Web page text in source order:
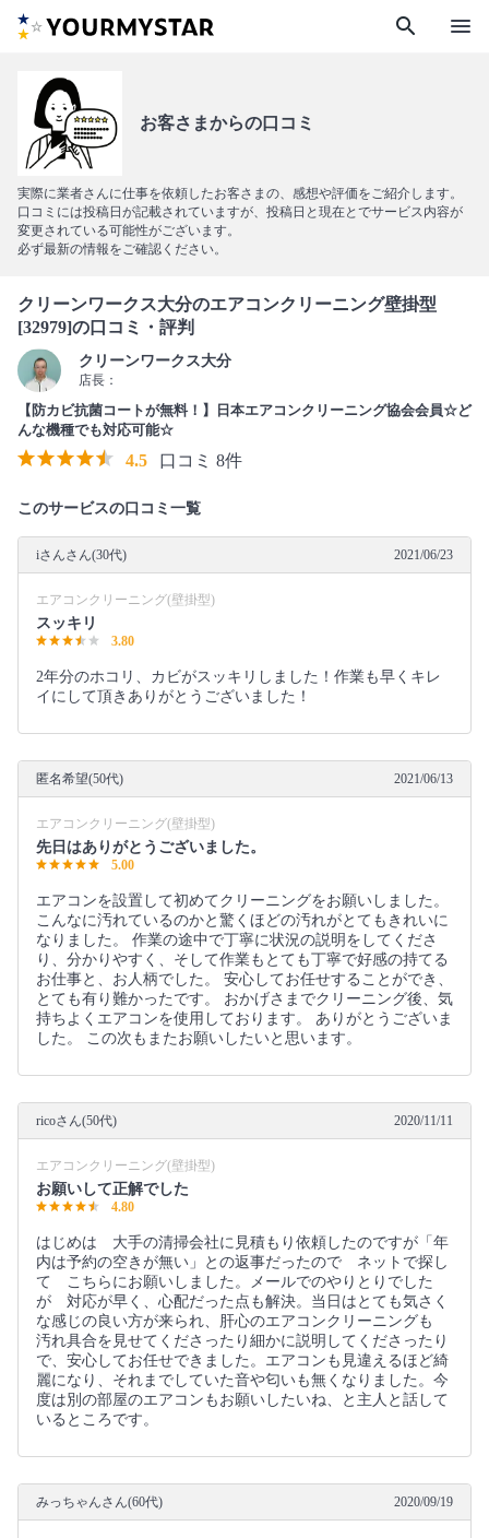
search menu
お客さまからの口コミ
実際に業者さんに仕事を依頼したお客さまの、感想や評価をご紹介します。
口コミには投稿日が記載されていますが、投稿日と現在とでサービス内容が
変更されている可能性がございます。
必ず最新の情報をご確認ください。
クリーンワークス大分のエアコンクリーニング壁掛型
[32979]の口コミ・評判
クリーンワークス大分
店長：
【防カビ抗菌コートが無料！】日本エアコンクリーニング協会会員☆ど
んな機種でも対応可能☆
4.5 口コミ 8件
このサービスの口コミ一覧
iさんさん(30代) 2021/06/23
エアコンクリーニング(壁掛型)
スッキリ
3.80
2年分のホコリ、カビがスッキリしました！作業も早くキレ
イにして頂きありがとうございました！
匿名希望(50代) 2021/06/13
エアコンクリーニング(壁掛型)
先日はありがとうございました。
5.00
エアコンを設置して初めてクリーニングをお願いしました。
こんなに汚れているのかと驚くほどの汚れがとてもきれいに
なりました。 作業の途中で丁寧に状況の説明をしてくださ
り、分かりやすく、そして作業もとても丁寧で好感の持てる
お仕事と、お人柄でした。 安心してお任せすることができ、
とても有り難かったです。 おかげさまでクリーニング後、気
持ちよくエアコンを使用しております。 ありがとうございま
した。 この次もまたお願いしたいと思います。
ricoさん(50代) 2020/11/11
エアコンクリーニング(壁掛型)
お願いして正解でした
4.80
はじめは 大手の清掃会社に見積もり依頼したのですが「年
内は予約の空きが無い」との返事だったので ネットで探し
て こちらにお願いしました。メールでのやりとりでした
が 対応が早く、心配だった点も解決。当日はとても気さく
な感じの良い方が来られ、肝心のエアコンクリーニングも
汚れ具合を見せてくださったり細かに説明してくださったり
で、安心してお任せできました。エアコンも見違えるほど綺
麗になり、それまでしていた音や匂いも無くなりました。今
度は別の部屋のエアコンもお願いしたいね、と主人と話して
いるところです。
みっちゃんさん(60代) 2020/09/19